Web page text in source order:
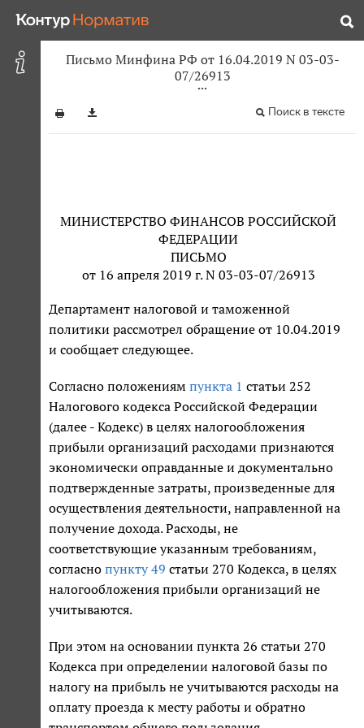
Письмо Минфина РФ от 16.04.2019 N 03-03-
07/26913
Поиск в тексте
МИНИСТЕРСТВО ФИНАНСОВ РОССИЙСКОЙ
ФЕДЕРАЦИИ
ПИСЬМО
от 16 апреля 2019 г. N 03-03-07/26913
Департамент налоговой и таможенной
политики рассмотрел обращение от 10.04.2019
и сообщает следующее.
Согласно положениям пункта 1 статьи 252
Налогового кодекса Российской Федерации
(далее - Кодекс) в целях налогообложения
прибыли организаций расходами признаются
экономически оправданные и документально
подтвержденные затраты, произведенные для
осуществления деятельности, направленной на
получение дохода. Расходы, не
соответствующие указанным требованиям,
согласно пункту 49 статьи 270 Кодекса, в целях
налогообложения прибыли организаций не
учитываются.
При этом на основании пункта 26 статьи 270
Кодекса при определении налоговой базы по
налогу на прибыль не учитываются расходы на
оплату проезда к месту работы и обратно